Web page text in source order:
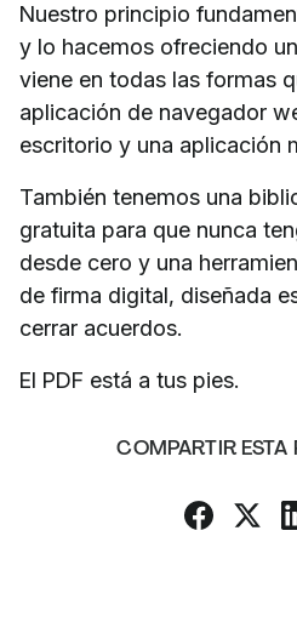
Nuestro principio
y lo hacemos ofreciendo
viene en todas las formas
aplicación de navegador
escritorio y una aplicación
También tenemos una
gratuita para que nunca
desde cero y una
de firma digital, diseñada
cerrar acuerdos.
El PDF está a tus pies.
COMPARTIR ESTA